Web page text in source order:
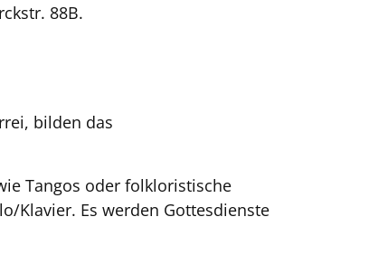
88B.
bilden das
Tangos oder folkloristische
Klavier. Es werden Gottesdienste